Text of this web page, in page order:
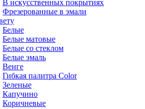
В искусственных покрытиях
Фрезерованные в эмали
Белые
Белые матовые
Белые со стеклом
Белые эмаль
Венге
Гибкая палитра Color
Зеленые
Капучино
Коричневые